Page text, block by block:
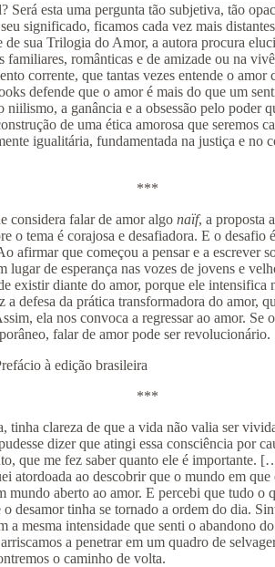
Será esta uma pergunta tão subjetiva, tão
significado, ficamos cada vez mais
sua Trilogia do Amor, a autora procura
familiares, românticas e de amizade ou na
corrente, que tantas vezes entende o amor
defende que o amor é mais do que um
niilismo, a ganância e a obsessão pelo poder
de uma ética amorosa que seremos
igualitária, fundamentada na justiça e no
***
considera falar de amor algo naïf, a proposta
o tema é corajosa e desafiadora. E o desafio
afirmar que começou a pensar e a escrever
lugar de esperança nas vozes de jovens e
existir diante do amor, porque ele intensifica
a defesa da prática transformadora do amor,
ela nos convoca a regressar ao amor. Se
falar de amor pode ser revolucionário.
à edição brasileira
***
tinha clareza de que a vida não valia ser
dizer que atingi essa consciência por
que me fez saber quanto ele é importante.
atordoada ao descobrir que o mundo em
mundo aberto ao amor. E percebi que tudo o
desamor tinha se tornado a ordem do dia.
a mesma intensidade que senti o abandono
a penetrar em um quadro de
o caminho de volta.